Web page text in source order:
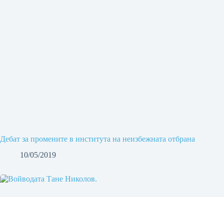
Дебат за промените в института на неизбежната отбрана
10/05/2019